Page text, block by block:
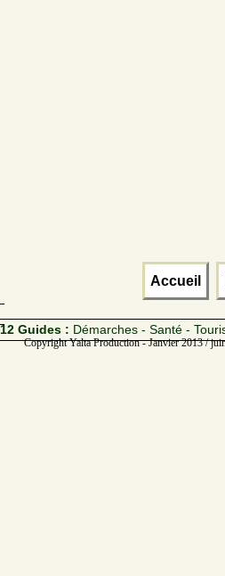
Accueil
12 Guides : Démarches - Santé -
Copyright Yalta Production - Janvier 2013 /